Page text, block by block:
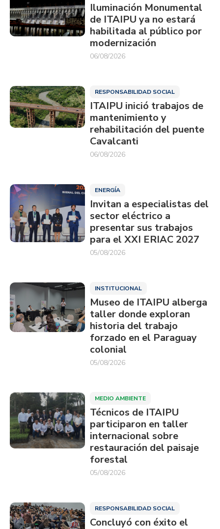
Iluminación Monumental
de ITAIPU ya no estará
habilitada al público por
modernización
06/08/2026
RESPONSABILIDAD SOCIAL
ITAIPU inició trabajos de
mantenimiento y
rehabilitación del puente
Cavalcanti
06/08/2026
ENERGÍA
Invitan a especialistas del
sector eléctrico a
presentar sus trabajos
para el XXI ERIAC 2027
05/08/2026
INSTITUCIONAL
Museo de ITAIPU alberga
taller donde exploran
historia del trabajo
forzado en el Paraguay
colonial
05/08/2026
MEDIO AMBIENTE
Técnicos de ITAIPU
participaron en taller
internacional sobre
restauración del paisaje
forestal
05/08/2026
RESPONSABILIDAD SOCIAL
Concluyó con éxito el